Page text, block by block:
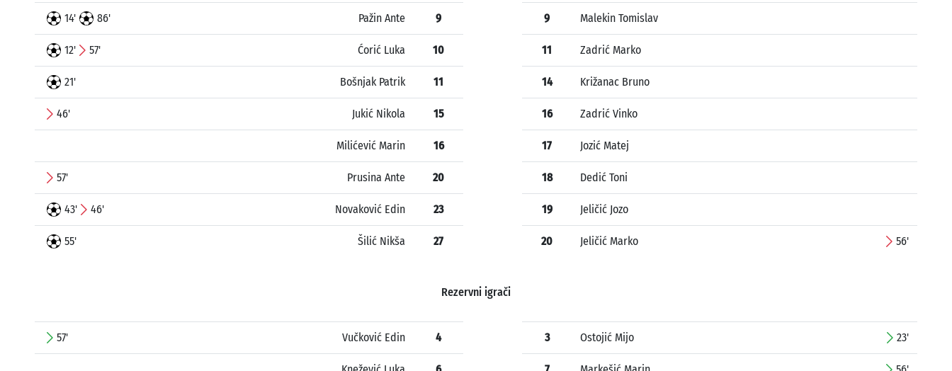
14' 86' Pažin Ante 9
12' 57' Ćorić Luka 10
21' Bošnjak Patrik 11
46' Jukić Nikola 15
Milićević Marin 16
57' Prusina Ante 20
43' 46' Novaković Edin 23
55' Šilić Nikša 27
9 Malekin Tomislav
11 Zadrić Marko
14 Križanac Bruno
16 Zadrić Vinko
17 Jozić Matej
18 Dedić Toni
19 Jeličić Jozo
20 Jeličić Marko 56'
Rezervni igrači
57' Vučković Edin 4 3 Ostojić Mijo 23'